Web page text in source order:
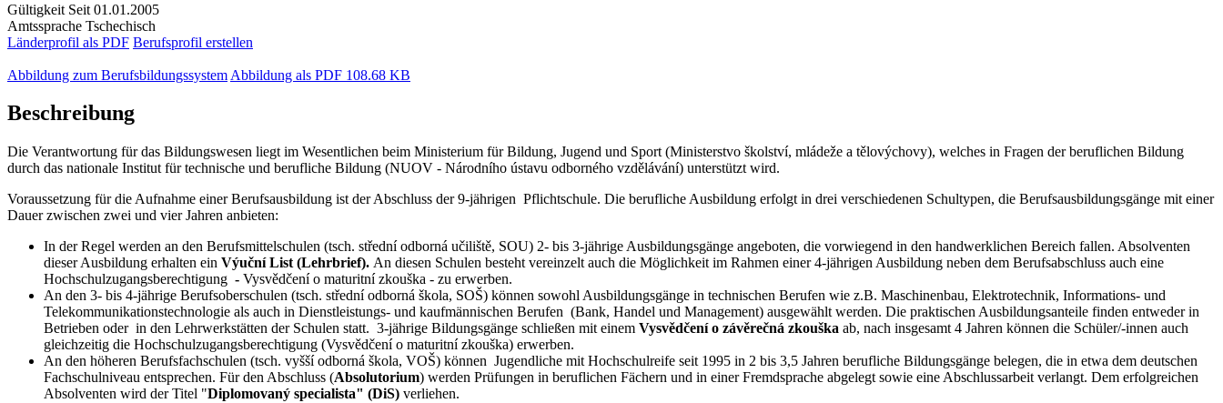
Gültigkeit Seit 01.01.2005
Amtssprache Tschechisch
Länderprofil als PDF Berufsprofil erstellen
Abbildung zum Berufsbildungssystem Abbildung als PDF 108.68 KB
Beschreibung
Die Verantwortung für das Bildungswesen liegt im Wesentlichen beim Ministerium für Bildung, Jugend und Sport (Ministerstvo školství, mládeže a tělovýchovy), welches in Fragen der beruflichen Bildung
durch das nationale Institut für technische und berufliche Bildung (NUOV - Národního ústavu odborného vzdělávání) unterstützt wird.
Voraussetzung für die Aufnahme einer Berufsausbildung ist der Abschluss der 9-jährigen Pflichtschule. Die berufliche Ausbildung erfolgt in drei verschiedenen Schultypen, die Berufsausbildungsgänge mit einer
Dauer zwischen zwei und vier Jahren anbieten:
In der Regel werden an den Berufsmittelschulen (tsch. střední odborná učiliště, SOU) 2- bis 3-jährige Ausbildungsgänge angeboten, die vorwiegend in den handwerklichen Bereich fallen. Absolventen
dieser Ausbildung erhalten ein Výuční List (Lehrbrief). An diesen Schulen besteht vereinzelt auch die Möglichkeit im Rahmen einer 4-jährigen Ausbildung neben dem Berufsabschluss auch eine
Hochschulzugangsberechtigung - Vysvědčení o maturitní zkouška - zu erwerben.
An den 3- bis 4-jährige Berufsoberschulen (tsch. střední odborná škola, SOŠ) können sowohl Ausbildungsgänge in technischen Berufen wie z.B. Maschinenbau, Elektrotechnik, Informations- und
Telekommunikationstechnologie als auch in Dienstleistungs- und kaufmännischen Berufen (Bank, Handel und Management) ausgewählt werden. Die praktischen Ausbildungsanteile finden entweder in
Betrieben oder in den Lehrwerkstätten der Schulen statt. 3-jährige Bildungsgänge schließen mit einem Vysvědčení o závěrečná zkouška ab, nach insgesamt 4 Jahren können die Schüler/-innen auch
gleichzeitig die Hochschulzugangsberechtigung (Vysvědčení o maturitní zkouška) erwerben.
An den höheren Berufsfachschulen (tsch. vyšší odborná škola, VOŠ) können Jugendliche mit Hochschulreife seit 1995 in 2 bis 3,5 Jahren berufliche Bildungsgänge belegen, die in etwa dem deutschen
Fachschulniveau entsprechen. Für den Abschluss (Absolutorium) werden Prüfungen in beruflichen Fächern und in einer Fremdsprache abgelegt sowie eine Abschlussarbeit verlangt. Dem erfolgreichen
Absolventen wird der Titel "Diplomovaný specialista" (DiS) verliehen.